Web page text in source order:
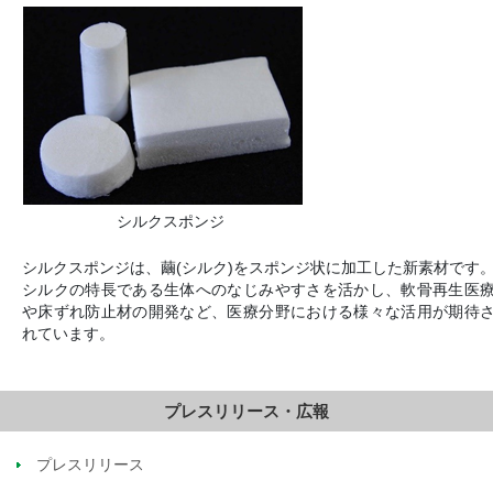
シルクスポンジ
シルクスポンジは、繭(シルク)をスポンジ状に加工した新素材です
シルクの特長である生体へのなじみやすさを活かし、軟骨再生医
や床ずれ防止材の開発など、医療分野における様々な活用が期待
れています。
プレスリリース・広報
プレスリリース